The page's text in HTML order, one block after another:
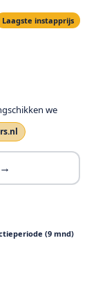
Laagste instapprijs
we
(9 mnd)